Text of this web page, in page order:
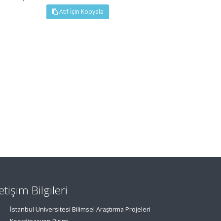
Atıf İçin Kopyala
Bilgileri
İstanbul Üniversitesi Bilimsel Araştırma Projeleri